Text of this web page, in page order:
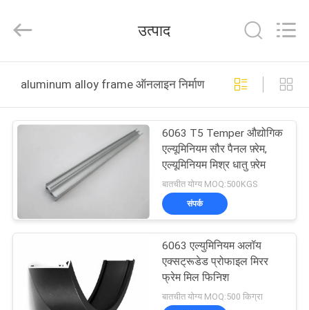
उत्पादों
दिखाएँ
हमारे
Rights
उत्पाद
aluminum alloy frame ऑनलाइन निर्माण
6063 T5 Temper औद्योगिक
एल्यूमिनियम सौर पैनल फ़्रेम,
एल्यूमिनियम मिश्र धातु फ़्रेम
बातचीत योग्य MOQ:500KGS
संपर्क
6063 एल्युमिनियम अलॉय
एक्सट्रूडेड प्रोफाइल मिरर
फ्रेम मिल फिनिश
बातचीत योग्य MOQ:500 किग्रा